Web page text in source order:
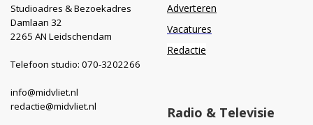
Studioadres & Bezoekadres
Damlaan 32
2265 AN Leidschendam
Telefoon studio: 070-3202266
info@midvliet.nl
redactie@midvliet.nl
Adverteren
Vacatures
Redactie
Radio & Televisie